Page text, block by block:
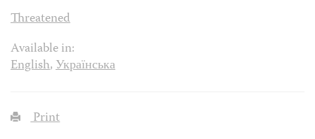
Threatened
Available in:
English,Українська
Print